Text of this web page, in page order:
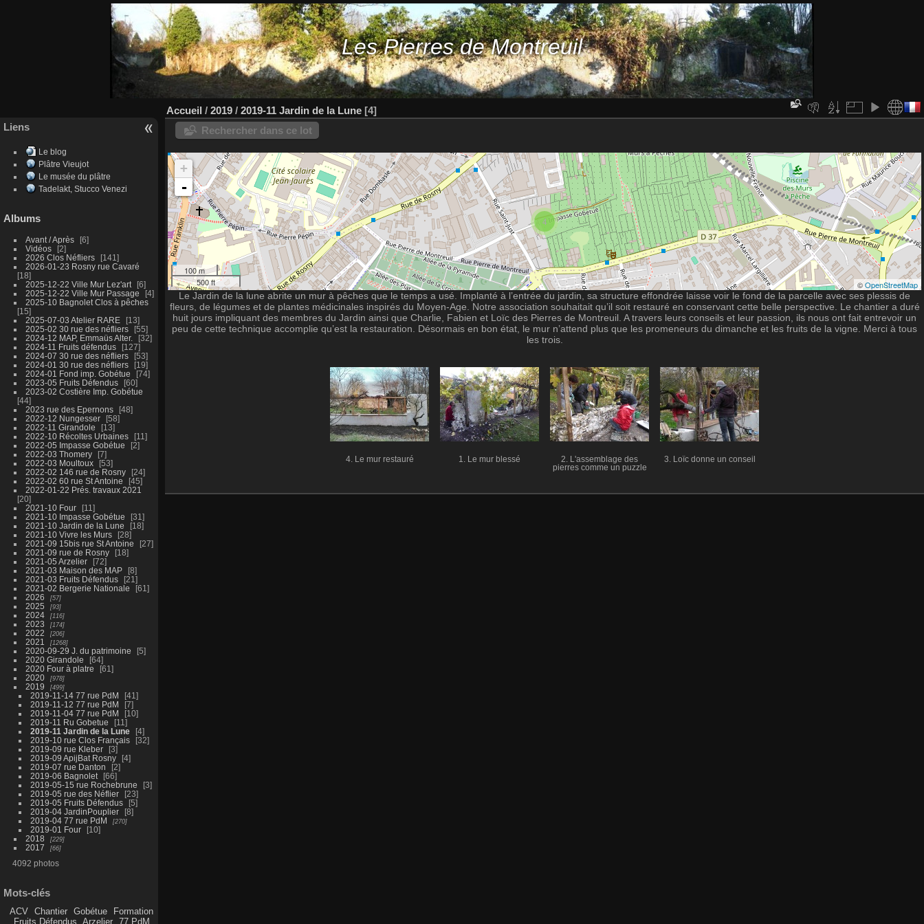
Les Pierres de Montreuil
Liens
Le blog
Plâtre Vieujot
Le musée du plâtre
Tadelakt, Stucco Venezi
Albums
Avant / Après
6
Vidéos
2
2026 Clos Néfliers
141
2026-01-23 Rosny rue Cavaré
18
2025-12-22 Ville Mur Lez'art
6
2025-12-22 Ville Mur Passage
4
2025-10 Bagnolet Clos à pêches
15
2025-07-03 Atelier RARE
13
2025-02 30 rue des néfliers
55
2024-12 MAP, Emmaüs Alter.
32
2024-11 Fruits défendus
127
2024-07 30 rue des néfliers
53
2024-01 30 rue des néfliers
19
2024-01 Fond imp. Gobétue
74
2023-05 Fruits Défendus
60
2023-02 Costière Imp. Gobétue
44
2023 rue des Epernons
48
2022-12 Nungesser
58
2022-11 Girandole
13
2022-10 Récoltes Urbaines
11
2022-05 Impasse Gobétue
2
2022-03 Thomery
7
2022-03 Moultoux
53
2022-02 146 rue de Rosny
24
2022-02 60 rue St Antoine
45
2022-01-22 Prés. travaux 2021
20
2021-10 Four
11
2021-10 Impasse Gobétue
31
2021-10 Jardin de la Lune
18
2021-10 Vivre les Murs
28
2021-09 15bis rue St Antoine
27
2021-09 rue de Rosny
18
2021-05 Arzelier
72
2021-03 Maison des MAP
8
2021-03 Fruits Défendus
21
2021-02 Bergerie Nationale
61
2026
57
2025 93
2024 116
2023 174
2022 206
2021 1268
2020-09-29 J. du patrimoine
5
2020 Girandole
64
2020 Four à platre
61
2020
978
2019 499
2019-11-14 77 rue PdM
41
2019-11-12 77 rue PdM
7
2019-11-04 77 rue PdM
10
2019-11 Ru Gobetue
11
2019-11 Jardin de la Lune
4
2019-10 rue Clos Français
32
2019-09 rue Kleber
3
2019-09 ApijBat Rosny
4
2019-07 rue Danton
2
2019-06 Bagnolet
66
2019-05-15 rue Rochebrune
3
2019-05 rue des Néflier
23
2019-05 Fruits Défendus
5
2019-04 JardinPouplier
8
2019-04 77 rue PdM
270
2019-01 Four
10
2018
229
2017 66
4092 photos
Mots-clés
ACV Chantier Gobétue
Formation
Fruits Défendus Arzelier
77 PdM
Accueil / 2019 / 2019-11 Jardin de la Lune 4
Rechercher dans ce lot
4
+
-
100 m
500 ft
©OpenStreetMap
Le Jardin de la lune abrite un mur à pêches que le temps a usé. Implanté à l’entrée du jardin, sa structure effondrée laisse voir le fond de la parcelle avec ses plessis de
fleurs, de légumes et de plantes médicinales inspirés du Moyen-Age. Notre association souhaitait qu’il soit restauré en conservant cette belle perspective. Le chantier a duré
huit jours impliquant des membres du Jardin ainsi que Charlie, Fabien et Loïc des Pierres de Montreuil. A travers leurs conseils et leur passion, ils nous ont fait entrevoir un
peu de cette technique accomplie qu’est la restauration. Désormais en bon état, le mur n’attend plus que les promeneurs du dimanche et les fruits de la vigne. Merci à tous
les trois.
4. Le mur restauré 1. Le mur blessé
2. L'assemblage des
pierres comme un puzzle
3. Loïc donne un conseil